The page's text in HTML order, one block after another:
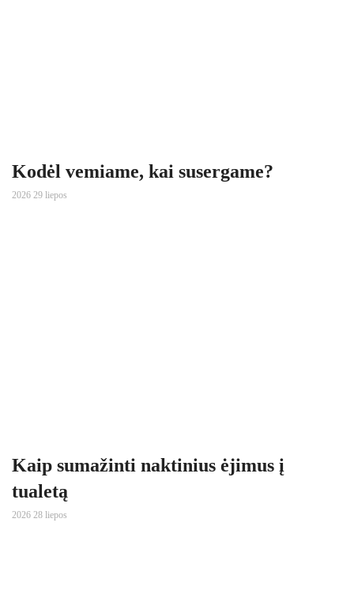
Kodėl vemiame, kai susergame?
2026 29 liepos
Kaip sumažinti naktinius ėjimus į
tualetą
2026 28 liepos